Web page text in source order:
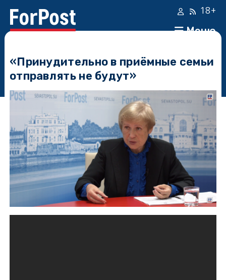
Меню
18+
«Принудительно в приёмные семьи
отправлять не будут»